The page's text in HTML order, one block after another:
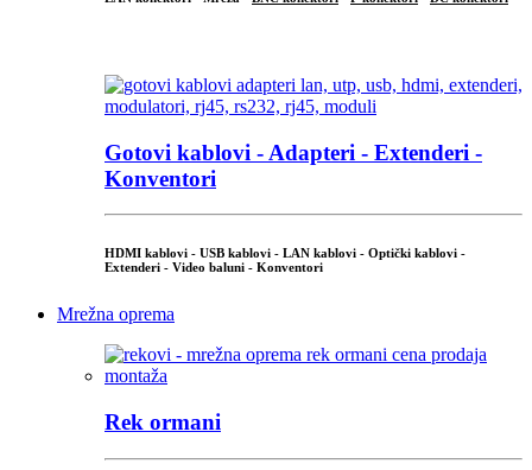
Gotovi kablovi - Adapteri - Extenderi -
Konventori
HDMI kablovi - USB kablovi - LAN kablovi - Optički kablovi -
Extenderi - Video baluni - Konventori
Mrežna oprema
Rek ormani